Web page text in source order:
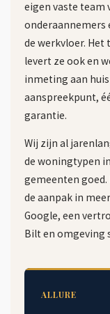
eigen vaste team
onderaannemers
de werkvloer.
levert ze ook en
inmeting aan
aanspreekpunt,
garantie.
Wij zijn al
de woningtypen
gemeenten
de aanpak in
Google, een
Bilt en omgeving
ALLURE